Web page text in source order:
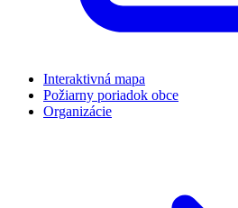
Interaktivná mapa
Požiarny poriadok obce
Organizácie